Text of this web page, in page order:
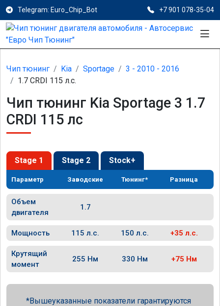
Telegram: Euro_Chip_Bot +7 901 078-35-04
Чип тюнинг Kia Sportage
3 - 2010 - 2016
1.7 CRDI 115 л.с.
Чип тюнинг Kia Sportage 3 1.7
CRDI 115 лс
Stage 1 Stage 2 Stock+
Параметр Заводские Тюнинг* Разница
Объем
двигателя
1.7
Мощность 115 л.с. 150 л.с. +35 л.с.
Крутящий
момент
255 Нм 330 Нм +75 Нм
Вышеуказанные показатели гарантируются